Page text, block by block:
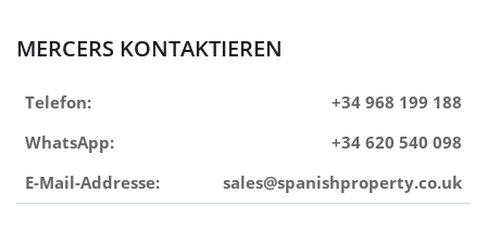
MERCERS KONTAKTIEREN
Telefon:
+34 968 199 188
WhatsApp:
+34 620 540 098
E-Mail-Addresse:
sales@spanishproperty.co.uk